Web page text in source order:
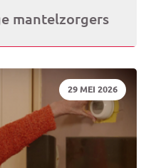
mantelzorgers
DATUM:
29 MEI 2026